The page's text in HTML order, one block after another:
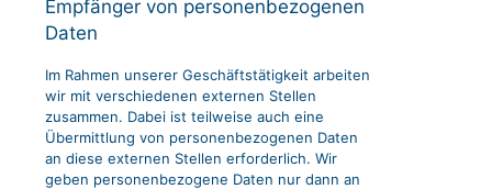
Empfänger von personenbezogenen
Daten
Im Rahmen unserer Geschäftstätigkeit arbeiten
wir mit verschiedenen externen Stellen
zusammen. Dabei ist teilweise auch eine
Übermittlung von personenbezogenen Daten
an diese externen Stellen erforderlich. Wir
geben personenbezogene Daten nur dann an